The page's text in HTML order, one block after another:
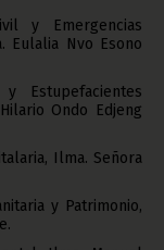
y Emergencias
Eulalia Nvo Esono
Estupefacientes
Ondo Edjeng
Ilma. Señora
y Patrimonio,